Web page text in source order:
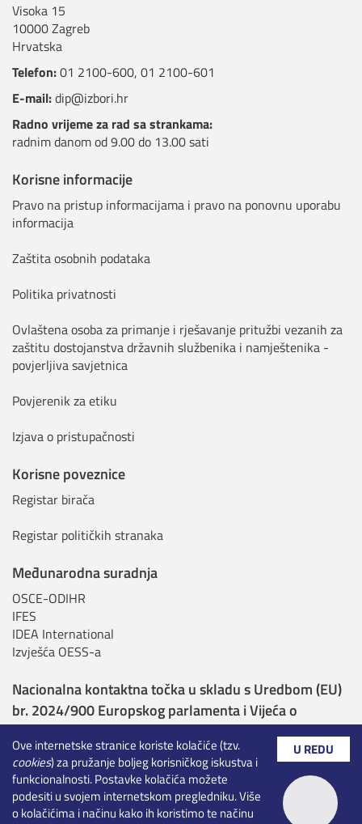
Ove internetske stranice koriste kolačiće (tzv.
cookies) za pružanje boljeg korisničkog iskustva i
funkcionalnosti. Postavke kolačića možete
podesiti u svojem internetskom pregledniku. Više
o kolačićima i načinu kako ih koristimo te načinu
U REDU
Visoka 15
10000 Zagreb
Hrvatska
Telefon:01 2100-600, 01 2100-601
E-mail:dip@izbori.hr
Radno vrijeme za rad sa strankama:
radnim danom od 9.00 do 13.00 sati
Korisne informacije
Pravo na pristup informacijama i pravo na ponovnu uporabu
informacija
Zaštita osobnih podataka
Politika privatnosti
Ovlaštena osoba za primanje i rješavanje pritužbi vezanih za
zaštitu dostojanstva državnih službenika i namještenika -
povjerljiva savjetnica
Povjerenik za etiku
Izjava o pristupačnosti
Korisne poveznice
Registar birača
Registar političkih stranaka
Međunarodna suradnja
OSCE-ODIHR
IFES
IDEA International
Izvješća OESS-a
Nacionalna kontaktna točka u skladu s Uredbom (EU)
br. 2024/900 Europskog parlamenta i Vijeća o
transparentnosti i ciljanju u političkom oglašavanju
Nadležna tijela sukladno Uredbi o umjetnoj
inteligenciji